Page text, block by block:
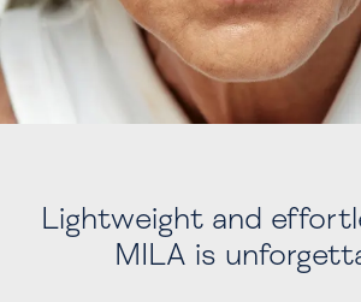
Lightweight and
MILA is